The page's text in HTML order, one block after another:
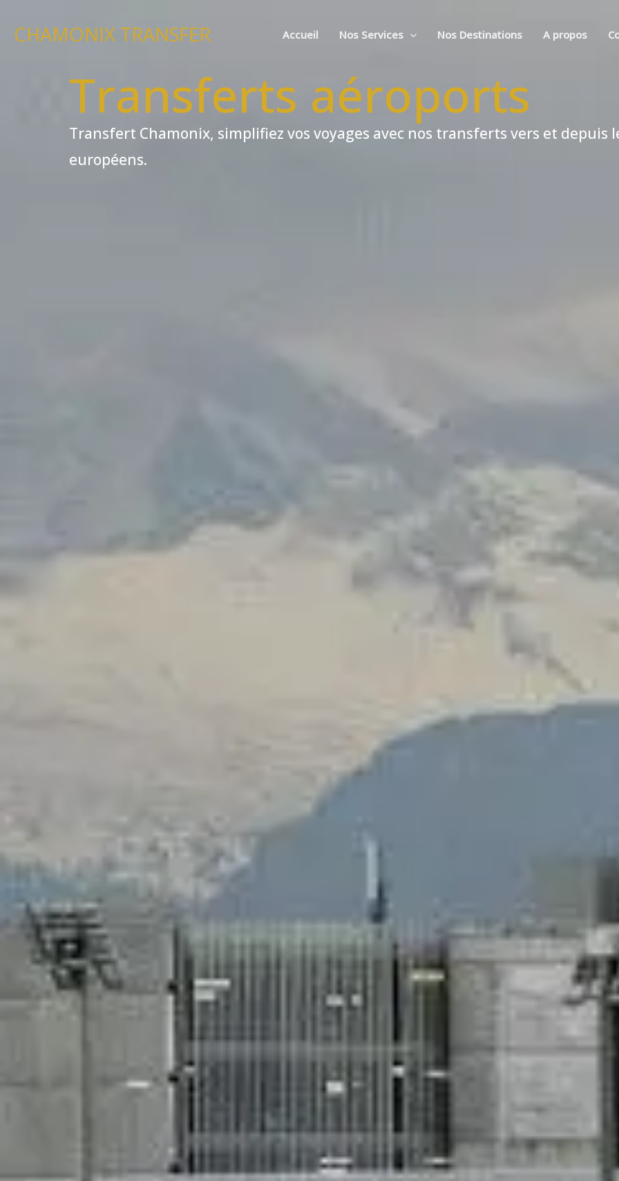
CHAMONIX TRANSFER Accueil Nos Services Nos Destinations A propos
Transferts aéroports
Transfert Chamonix, simplifiez vos voyages avec nos transferts vers et depuis
européens.